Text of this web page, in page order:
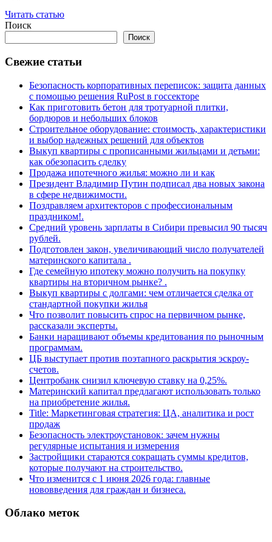
Читать статью
Поиск
Поиск
Свежие статьи
Безопасность корпоративных переписок: защита данных
с помощью решения RuPost в госсекторе
Как приготовить бетон для тротуарной плитки,
бордюров и небольших блоков
Строительное оборудование: стоимость, характеристики
и выбор надежных решений для объектов
Выкуп квартиры с прописанными жильцами и детьми:
как обезопасить сделку
Продажа ипотечного жилья: можно ли и как
Президент Владимир Путин подписал два новых закона
в сфере недвижимости.
Поздравляем архитекторов с профессиональным
праздником!.
Средний уровень зарплаты в Сибири превысил 90 тысяч
рублей.
Подготовлен закон, увеличивающий число получателей
материнского капитала .
Где семейную ипотеку можно получить на покупку
квартиры на вторичном рынке? .
Выкуп квартиры с долгами: чем отличается сделка от
стандартной покупки жилья
Что позволит повысить спрос на первичном рынке,
рассказали эксперты.
Банки наращивают объемы кредитования по рыночным
программам.
ЦБ выступает против поэтапного раскрытия эскроу-
счетов.
Центробанк снизил ключевую ставку на 0,25%.
Материнский капитал предлагают использовать только
на приобретение жилья.
Title: Маркетинговая стратегия: ЦА, аналитика и рост
продаж
Безопасность электроустановок: зачем нужны
регулярные испытания и измерения
Застройщики стараются сокращать суммы кредитов,
которые получают на строительство.
Что изменится с 1 июня 2026 года: главные
нововведения для граждан и бизнеса.
Облако меток